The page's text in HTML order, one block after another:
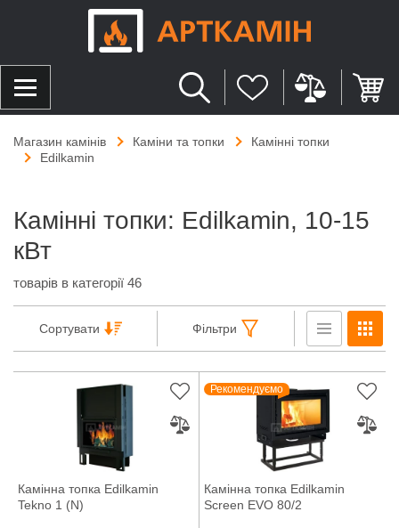
Магазин камінів Каміни та топки
Камінні топки
Edilkamin
Камінні топки: Edilkamin, 10-15
кВт
товарів в категорії 46
Сортувати Фільтри
Камінна топка Edilkamin
Tekno 1 (N)
Рекомендуємо
Камінна топка Edilkamin
Screen EVO 80/2